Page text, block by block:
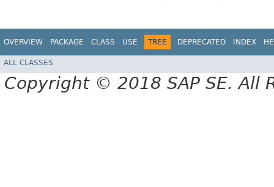
OVERVIEW PACKAGE CLASS USE TREE DEPRECATED INDEX
ALL CLASSES
Copyright © 2018 SAP SE. All